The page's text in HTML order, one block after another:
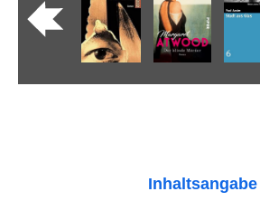
Inhaltsangabe